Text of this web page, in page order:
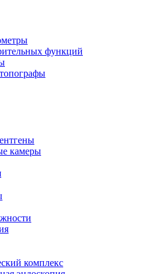
функций
камеры
комплекс